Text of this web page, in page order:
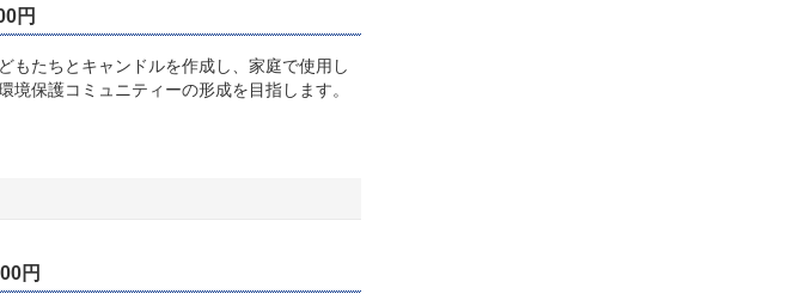
円
たちとキャンドルを作成し、家庭で使用し
保護コミュニティーの形成を目指します。
円